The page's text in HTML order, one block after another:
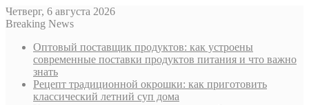
Четверг, 6 августа 2026
Breaking News
Оптовый поставщик продуктов: как устроены
современные поставки продуктов питания и что важно
знать
Рецепт традиционной окрошки: как приготовить
классический летний суп дома